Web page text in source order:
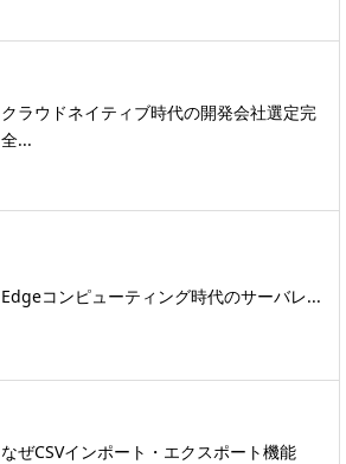
クラウドネイティブ時代の開発会社選定完
全...
Edgeコンピューティング時代のサーバレ...
なぜCSVインポート・エクスポート機能